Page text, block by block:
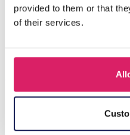
provided to them or that
of their services.
A-F10.1 E007-001 Earrings